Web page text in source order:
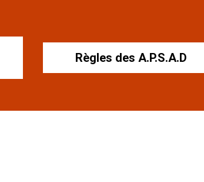
Règles des A.P.S.A.D